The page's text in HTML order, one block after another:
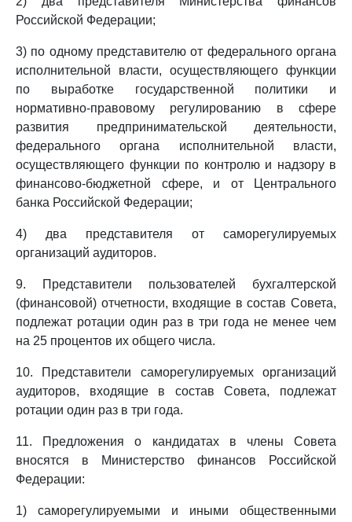
Российской Федерации;
3) по одному представителю от федерального органа
исполнительной власти, осуществляющего функции
по выработке государственной политики и
нормативно-правовому регулированию в сфере
развития предпринимательской деятельности,
федерального органа исполнительной власти,
осуществляющего функции по контролю и надзору в
финансово-бюджетной сфере, и от Центрального
банка Российской Федерации;
4) два представителя от саморегулируемых
организаций аудиторов.
9. Представители пользователей бухгалтерской
(финансовой) отчетности, входящие в состав Совета,
подлежат ротации один раз в три года не менее чем
на 25 процентов их общего числа.
10. Представители саморегулируемых организаций
аудиторов, входящие в состав Совета, подлежат
ротации один раз в три года.
11. Предложения о кандидатах в члены Совета
вносятся в Министерство финансов Российской
Федерации:
1) саморегулируемыми и иными общественными